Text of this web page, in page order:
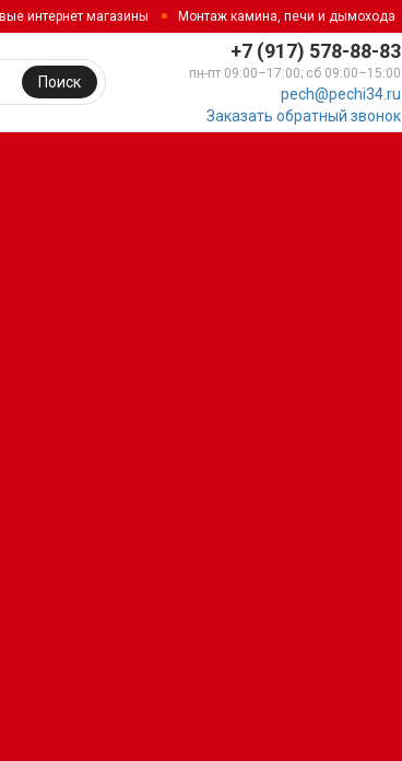
интернет магазины Монтаж камина, печи и дымохода
+7 (917) 578-88-83
пн-пт 09:00–17:00; сб 09:00–15:00
pech@pechi34.ru
Заказать обратный звонок
Поиск